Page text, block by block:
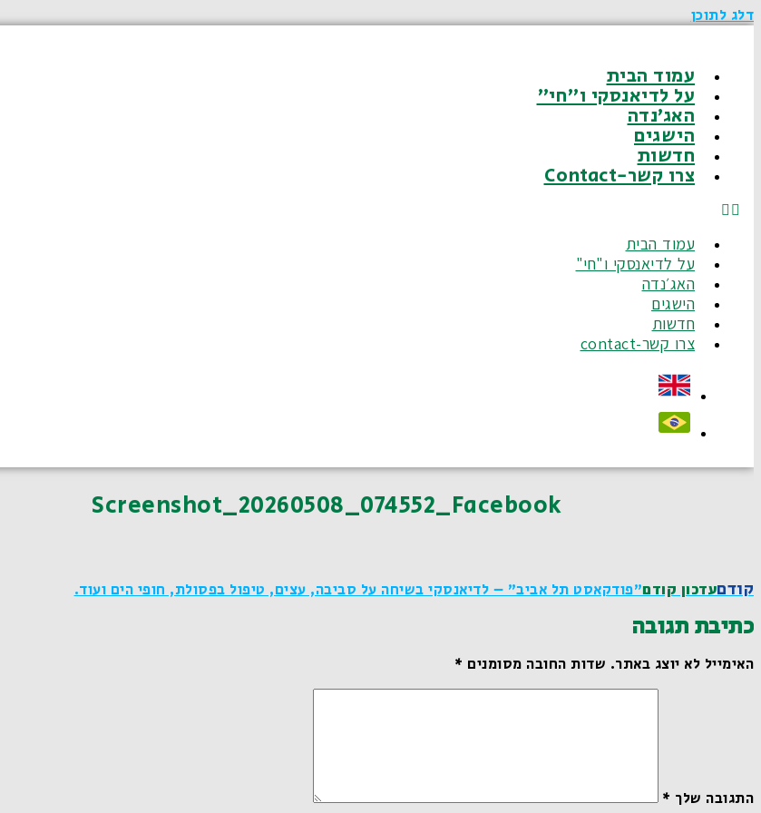
דלג לתוכן
עמוד הבית
על לדיאנסקי ו"חי"
האג׳נדה
הישגים
חדשות
צרו קשר-Contact
עמוד הבית
על לדיאנסקי ו"חי"
האג׳נדה
הישגים
חדשות
צרו קשר-contact
Screenshot_20260508_074552_Facebook
קודםעדכון קודם"פודקאסט תל אביב" – לדיאנסקי בשיחה על סביבה, עצים, טיפול בפסולת, חופי הים ועוד.
כתיבת תגובה
האימייל לא יוצג באתר. שדות החובה מסומנים *
התגובה שלך *